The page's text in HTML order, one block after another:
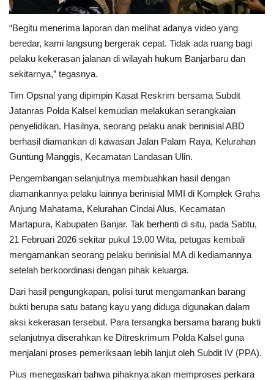
“Begitu menerima laporan dan melihat adanya video yang
beredar, kami langsung bergerak cepat. Tidak ada ruang bagi
pelaku kekerasan jalanan di wilayah hukum Banjarbaru dan
sekitarnya,” tegasnya.
Tim Opsnal yang dipimpin Kasat Reskrim bersama Subdit
Jatanras Polda Kalsel kemudian melakukan serangkaian
penyelidikan. Hasilnya, seorang pelaku anak berinisial ABD
berhasil diamankan di kawasan Jalan Palam Raya, Kelurahan
Guntung Manggis, Kecamatan Landasan Ulin.
Pengembangan selanjutnya membuahkan hasil dengan
diamankannya pelaku lainnya berinisial MMI di Komplek Graha
Anjung Mahatama, Kelurahan Cindai Alus, Kecamatan
Martapura, Kabupaten Banjar. Tak berhenti di situ, pada Sabtu,
21 Februari 2026 sekitar pukul 19.00 Wita, petugas kembali
mengamankan seorang pelaku berinisial MA di kediamannya
setelah berkoordinasi dengan pihak keluarga.
Dari hasil pengungkapan, polisi turut mengamankan barang
bukti berupa satu batang kayu yang diduga digunakan dalam
aksi kekerasan tersebut. Para tersangka bersama barang bukti
selanjutnya diserahkan ke Ditreskrimum Polda Kalsel guna
menjalani proses pemeriksaan lebih lanjut oleh Subdit IV (PPA).
Pius menegaskan bahwa pihaknya akan memproses perkara